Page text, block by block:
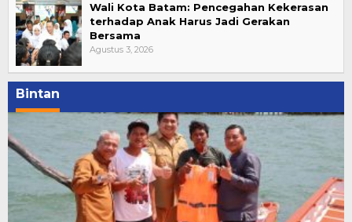
Wali Kota Batam: Pencegahan Kekerasan
terhadap Anak Harus Jadi Gerakan
Bersama
Agustus 3, 2026
Bintan